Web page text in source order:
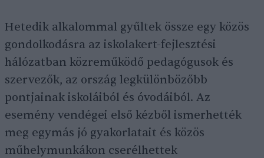
Hetedik alkalommal gyűltek össze egy közös
gondolkodásra az iskolakert-fejlesztési
hálózatban közreműködő pedagógusok és
szervezők, az ország legkülönbözőbb
pontjainak iskoláiból és óvodáiból. Az
esemény vendégei első kézből ismerhették
meg egymás jó gyakorlatait és közös
műhelymunkákon cserélhettek